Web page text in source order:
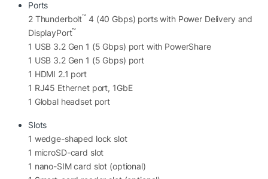
Core Ultra 9 285H vPro Enterprise với 16 nhân, xung
nhịp Turbo lên tới 5.4GHz. Đây là dòng CPU cao cấp
được tối ưu cho các tác vụ chuyên nghiệp và AI thế hệ
Nhờ kiến trúc Intel Core Ultra mới, máy có khả năng:
Xử lý mô hình AI cục bộ.
Biên dịch phần mềm nhanh chóng.
Chạy đồng thời nhiều ứng dụng nặng.
Render video độ phân giải cao.
Mô phỏng kỹ thuật và thiết kế 3D.
Ports
2 Thunderbolt™ 4 (40 Gbps) ports with Power Delivery and
DisplayPort™
1 USB 3.2 Gen 1 (5 Gbps) port with PowerShare
1 USB 3.2 Gen 1 (5 Gbps) port
1 HDMI 2.1 port
1 RJ45 Ethernet port, 1GbE
1 Global headset port
Slots
1 wedge-shaped lock slot
1 microSD-card slot
1 nano-SIM card slot (optional)